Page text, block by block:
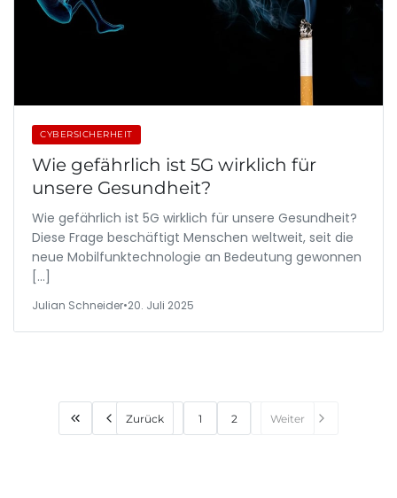
CYBERSICHERHEIT
Wie gefährlich ist 5G wirklich für
unsere Gesundheit?
Wie gefährlich ist 5G wirklich für unsere Gesundheit?
Diese Frage beschäftigt Menschen weltweit, seit die
neue Mobilfunktechnologie an Bedeutung gewonnen
[…]
Julian Schneider•20. Juli 2025
Zurück 1 2 Weiter